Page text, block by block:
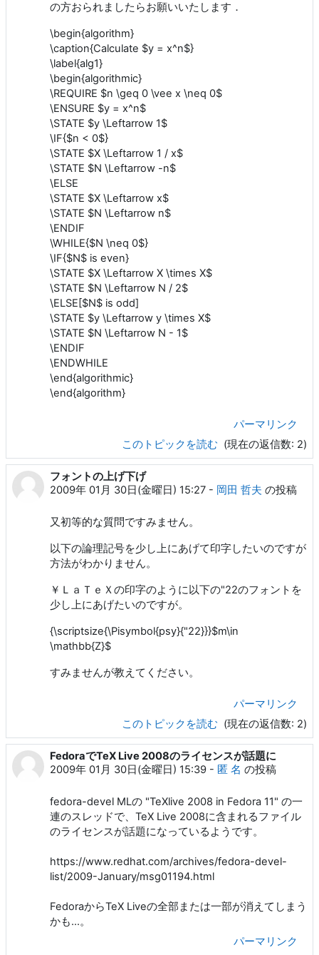
の方おられましたらお願いいたします．
\begin{algorithm}
\caption{Calculate $y = x^n$}
\label{alg1}
\begin{algorithmic}
\REQUIRE $n \geq 0 \vee x \neq 0$
\ENSURE $y = x^n$
\STATE $y \Leftarrow 1$
\IF{$n < 0$}
\STATE $X \Leftarrow 1 / x$
\STATE $N \Leftarrow -n$
\ELSE
\STATE $X \Leftarrow x$
\STATE $N \Leftarrow n$
\ENDIF
\WHILE{$N \neq 0$}
\IF{$N$ is even}
\STATE $X \Leftarrow X \times X$
\STATE $N \Leftarrow N / 2$
\ELSE[$N$ is odd]
\STATE $y \Leftarrow y \times X$
\STATE $N \Leftarrow N - 1$
\ENDIF
\ENDWHILE
\end{algorithmic}
\end{algorithm}
パーマリンク
このトピックを読む (現在の返信数: 2)
フォントの上げ下げ
2009年 01月 30日(金曜日) 15:27 - 岡田 哲夫 の投稿
又初等的な質問ですみません。
以下の論理記号を少し上にあげて印字したいのですが
方法がわかりません。
￥ＬａＴｅＸの印字のように以下の"22のフォントを
少し上にあげたいのですが。
{\scriptsize{\Pisymbol{psy}{"22}}}$m\in
\mathbb{Z}$
すみませんが教えてください。
パーマリンク
このトピックを読む (現在の返信数: 2)
FedoraでTeX Live 2008のライセンスが話題に
2009年 01月 30日(金曜日) 15:39 - 匿 名 の投稿
fedora-devel MLの "TeXlive 2008 in Fedora 11" の一
連のスレッドで、TeX Live 2008に含まれるファイル
のライセンスが話題になっているようです。
https://www.redhat.com/archives/fedora-devel-
list/2009-January/msg01194.html
FedoraからTeX Liveの全部または一部が消えてしまう
かも…。
パーマリンク